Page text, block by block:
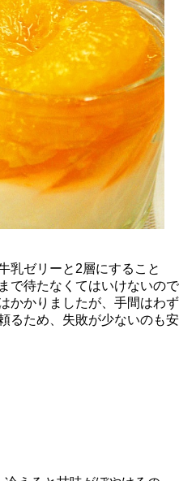
乳ゼリーと2層にすること
で待たなくてはいけないので
かかりましたが、手間はわず
るため、失敗が少ないのも安